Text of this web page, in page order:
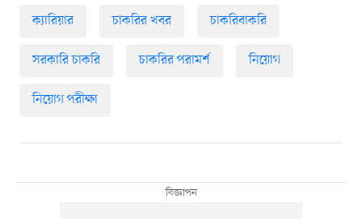
ক্যারিয়ার চাকরির খবর চাকরিবাকরি
সরকারি চাকরি চাকরির পরামর্শ নিয়োগ
নিয়োগ পরীক্ষা